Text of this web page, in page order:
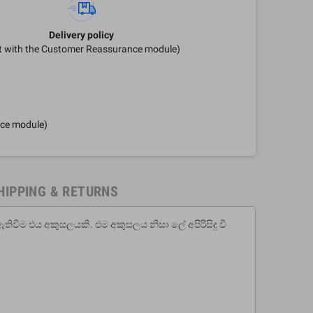
Delivery policy
with the Customer Reassurance module)
module)
& RETURNS
එය අකුසලයකි. එම අකුසලය නිසා ලේ අපිරිසිදු වී